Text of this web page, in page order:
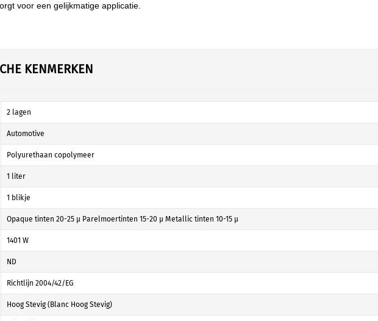
voor een gelijkmatige applicatie.
KENMERKEN
2 lagen
Automotive
Polyurethaan copolymeer
1 liter
1 blikje
Opaque tinten 20-25 µ Parelmoertinten 15-20 µ Metallic tinten 10-15 µ
1401 W
ND
Richtlijn 2004/42/EG
Hoog Stevig (Blanc Hoog Stevig)